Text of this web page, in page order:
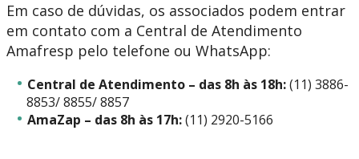
Em caso de dúvidas, os associados podem entrar
em contato com a Central de Atendimento
Amafresp pelo telefone ou WhatsApp:
Central de Atendimento – das 8h às 18h:(11) 3886-
8853/ 8855/ 8857
AmaZap – das 8h às 17h:(11) 2920-5166